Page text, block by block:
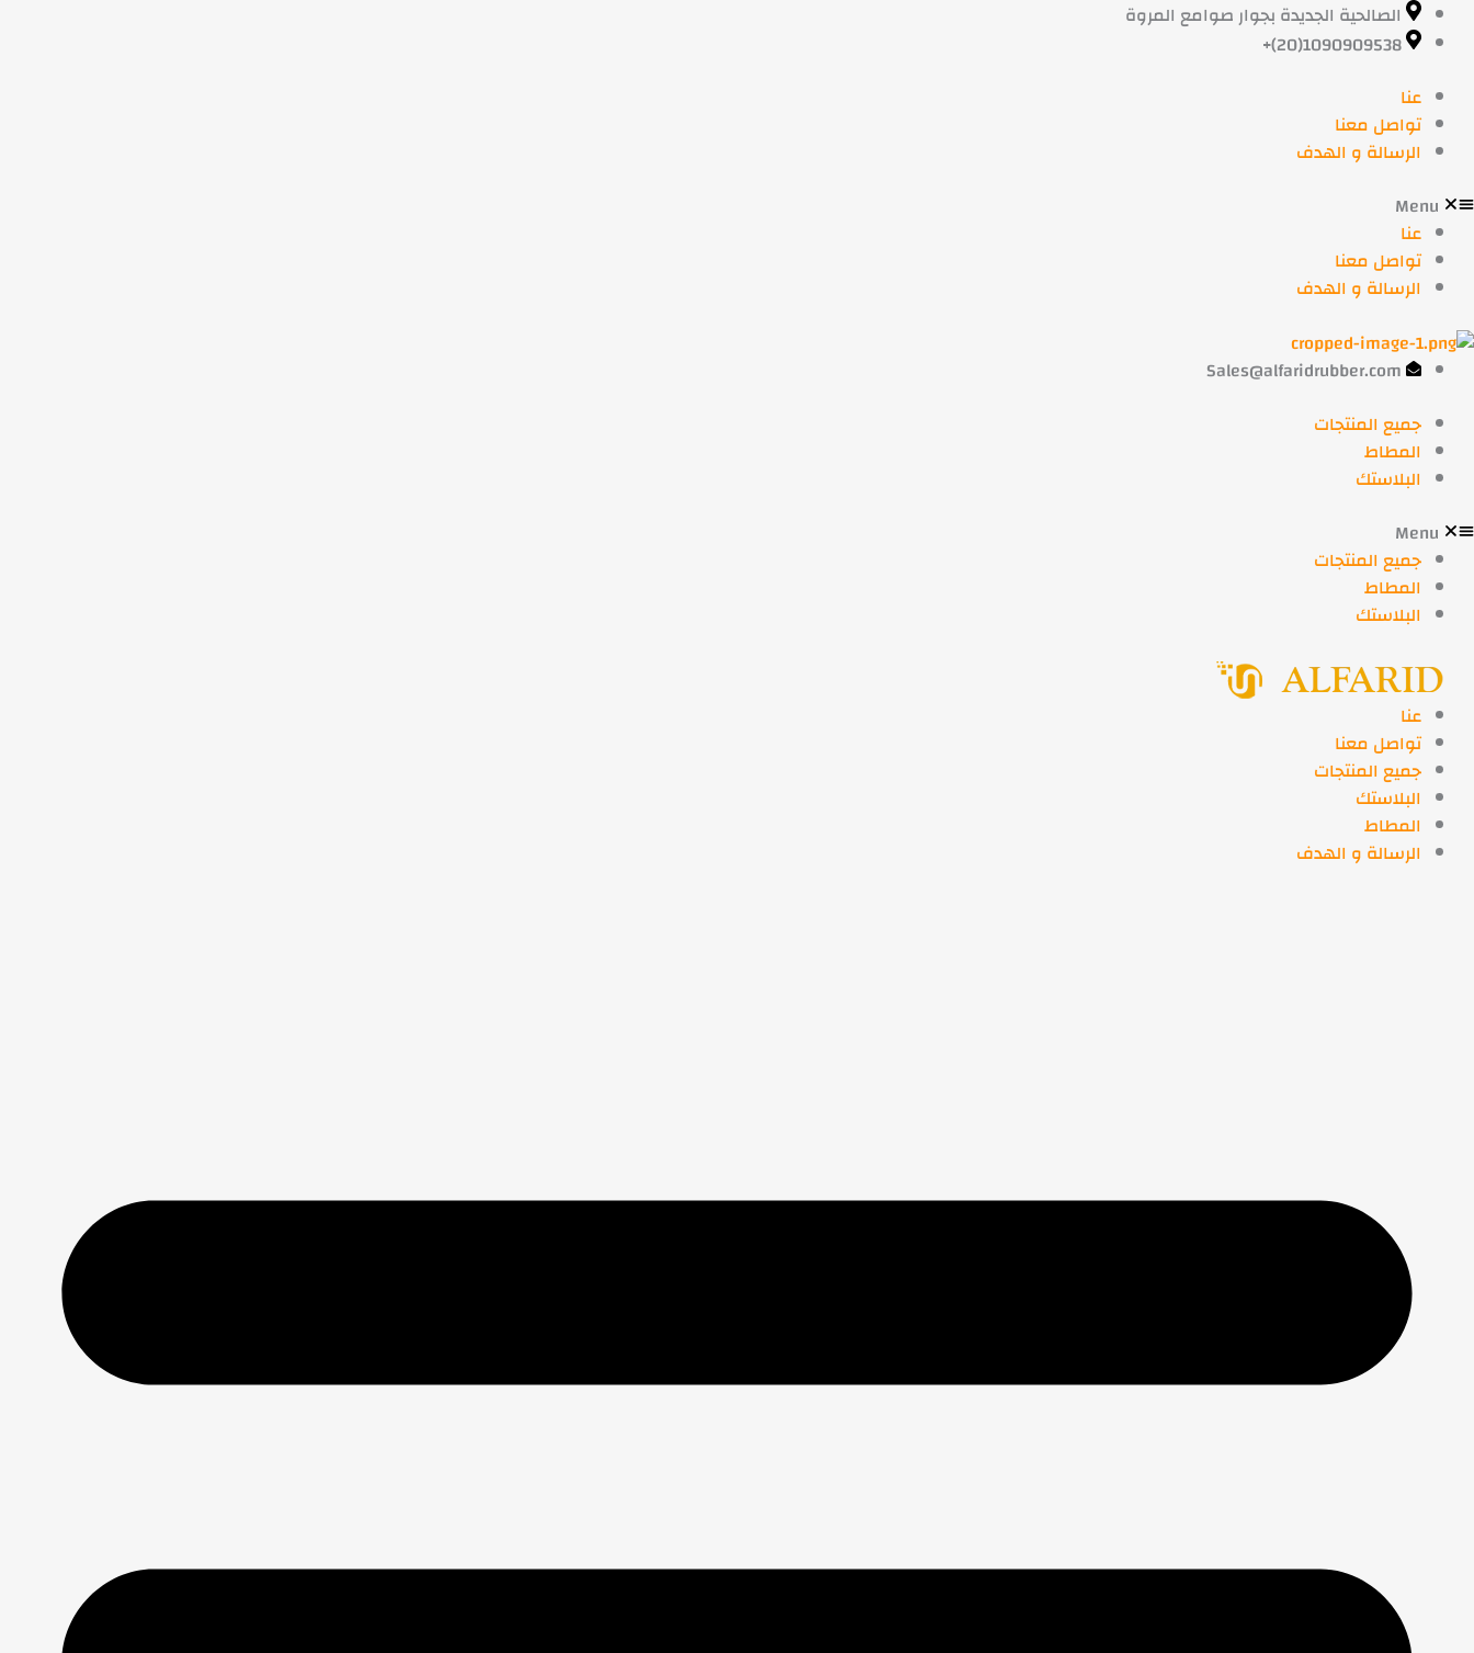
تخطي
الصالحية الجديدة بجوار صوامع المروة
1090909538(20)+
عنا
تواصل معنا
الرسالة و الهدف
Menu
عنا
تواصل معنا
الرسالة و الهدف
Sales@alfaridrubber.com
جميع المنتجات
المطاط
البلاستك
Menu
جميع المنتجات
المطاط
البلاستك
عنا
تواصل معنا
جميع المنتجات
البلاستك
المطاط
الرسالة و الهدف